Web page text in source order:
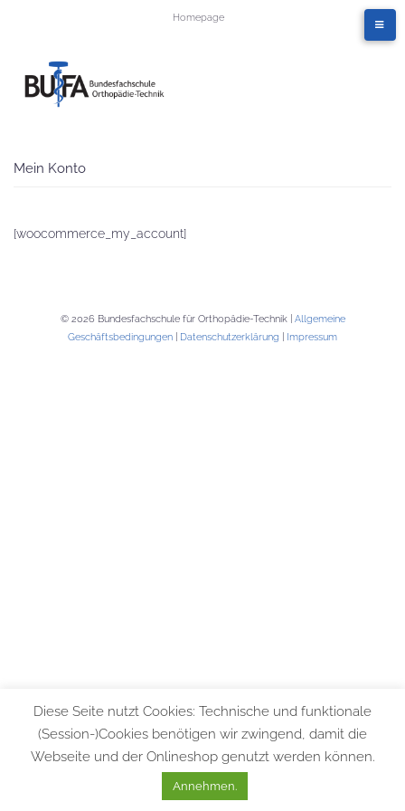
Homepage
Mein Konto
[woocommerce_my_account]
© 2026 Bundesfachschule für Orthopädie-Technik | Allgemeine
Geschäftsbedingungen
Datenschutzerklärung Impressum
Diese Seite nutzt Cookies: Technische und funktionale
(Session-)Cookies benötigen wir zwingend, damit die
Webseite und der Onlineshop genutzt werden können.
Annehmen.